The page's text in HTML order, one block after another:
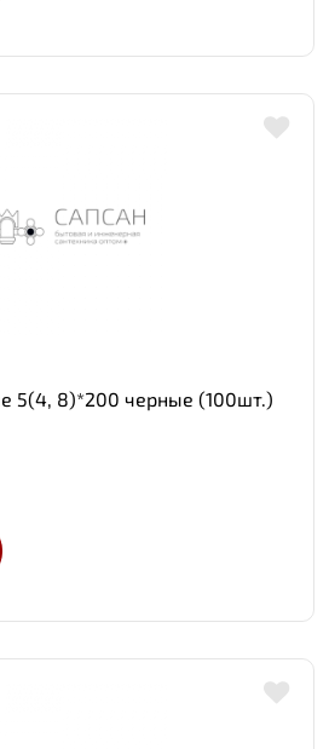
5(4, 8)*200 черные (100шт.)